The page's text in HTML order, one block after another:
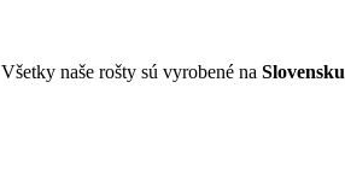
Všetky naše rošty sú vyrobené na Slovensku